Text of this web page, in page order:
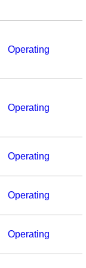
Operating
Operating
Operating
Operating
Operating